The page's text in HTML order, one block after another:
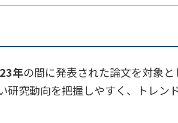
年の間に発表された論文を対象と
研究動向を把握しやすく、トレン